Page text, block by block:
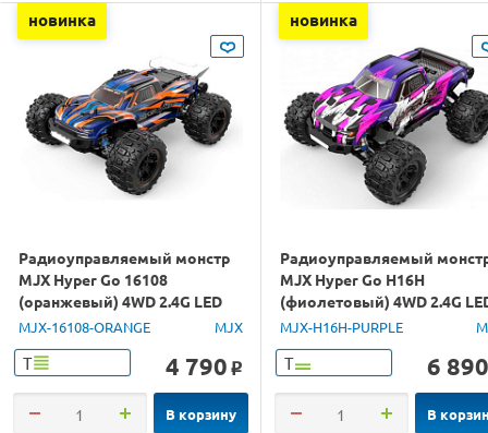
новинка
Радиоуправляемый монстр
MJX Hyper Go 16108
(оранжевый) 4WD 2.4G LED
1/16 RTR
MJX-16108-ORANGE MJX
Т 4 790 o
В корзину
новинка
Радиоуправляемый
MJX Hyper Go H16H
(фиолетовый) 4WD 2.4G
GPS 1/16 RTR
MJX-H16H-PURPLE
Т 6 890
В